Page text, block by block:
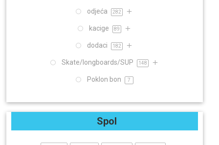
odjeća 282
kacige 89
dodaci 182
Skate/longboards/SUP 148
Poklon bon 7
Spol